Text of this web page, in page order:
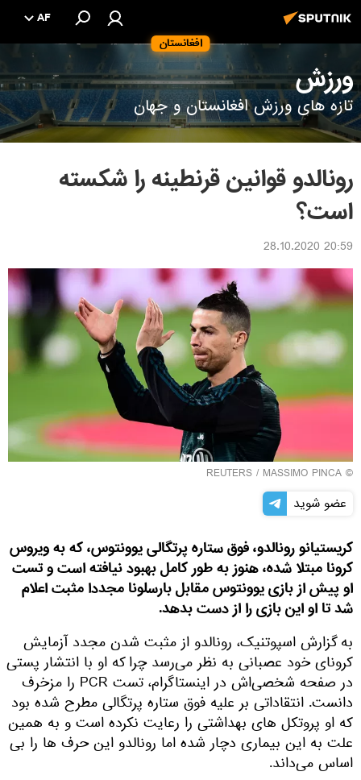
افغانستان
AF
ورزش
تازه های ورزش افغانستان و جهان
رونالدو قوانین قرنطینه را شکسته
است؟
20:59 28.10.2020
©
REUTERS / MASSIMO PINCA
عضو شوید
کریستیانو رونالدو، فوق ستاره پرتگالی یوونتوس، که به ویروس
کرونا مبتلا شده، هنوز به طور کامل بهبود نیافته است و تست
او پیش از بازی یوونتوس مقابل بارسلونا مجددا مثبت اعلام
شد تا او این بازی را از دست بدهد.
به گزارش اسپوتنیک، رونالدو از مثبت شدن مجدد آزمایش
کرونای خود عصبانی به نظر می‌رسد چرا که او با انتشار پستی
در صفحه شخصی‌اش در اینستاگرام، تست PCR را مزخرف
دانست. انتقاداتی بر علیه فوق ستاره پرتگالی مطرح شده بود
که او پروتکل های بهداشتی را رعایت نکرده است و به همین
علت به این بیماری دچار شده اما رونالدو این حرف ها را بی
اساس می‌داند.